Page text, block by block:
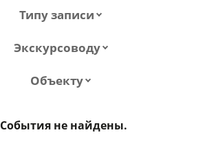
Типу записи
Экскурсоводу
Объекту
События не найдены.